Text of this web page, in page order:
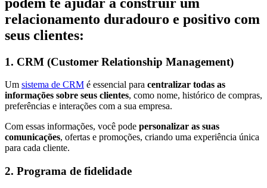
relacionamento duradouro e positivo com
seus clientes:
1. CRM (Customer Relationship Management)
Um sistema de CRM é essencial para centralizar todas as
informações sobre seus clientes, como nome, histórico de compras,
preferências e interações com a sua empresa.
Com essas informações, você pode personalizar as suas
comunicações, ofertas e promoções, criando uma experiência única
para cada cliente.
2. Programa de fidelidade